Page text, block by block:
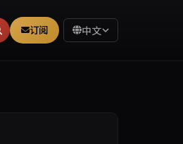
订阅 中文